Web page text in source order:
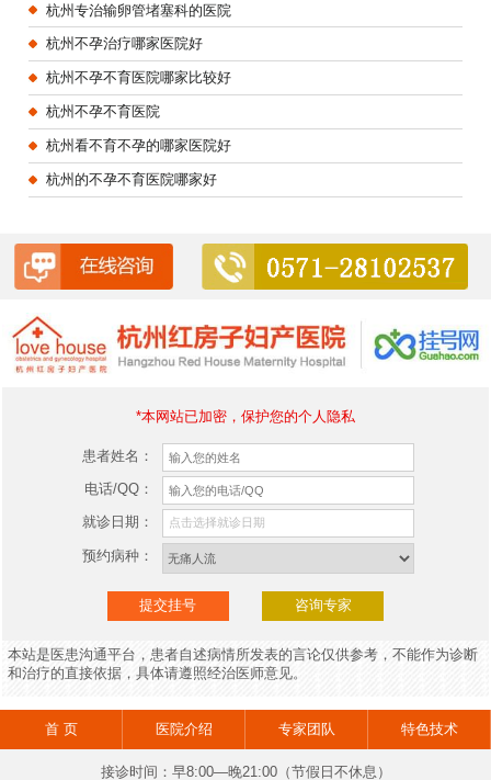
杭州专治输卵管堵塞科的医院
杭州不孕治疗哪家医院好
杭州不孕不育医院哪家比较好
杭州不孕不育医院
杭州看不育不孕的哪家医院好
杭州的不孕不育医院哪家好
*本网站已加密，保护您的个人隐私
患者姓名：
电话/QQ：
就诊日期：
预约病种：
本站是医患沟通平台，患者自述病情所发表的言论仅供参考，不能作为诊断
和治疗的直接依据，具体请遵照经治医师意见。
首 页 医院介绍 专家团队 特色技术
接诊时间：早8:00—晚21:00（节假日不休息）